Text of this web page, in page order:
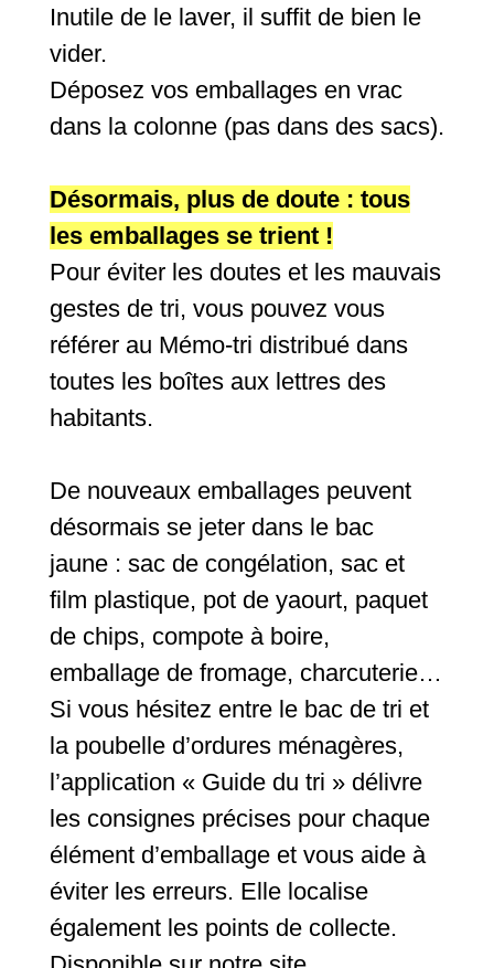
Inutile de le laver, il suffit de bien le
vider.
Déposez vos emballages en vrac
dans la colonne (pas dans des sacs).
Désormais, plus de doute : tous
les emballages se trient !
Pour éviter les doutes et les mauvais
gestes de tri, vous pouvez vous
référer au Mémo-tri distribué dans
toutes les boîtes aux lettres des
habitants.
De nouveaux emballages peuvent
désormais se jeter dans le bac
jaune : sac de congélation, sac et
film plastique, pot de yaourt, paquet
de chips, compote à boire,
emballage de fromage, charcuterie…
Si vous hésitez entre le bac de tri et
la poubelle d’ordures ménagères,
l’application « Guide du tri » délivre
les consignes précises pour chaque
élément d’emballage et vous aide à
éviter les erreurs. Elle localise
également les points de collecte.